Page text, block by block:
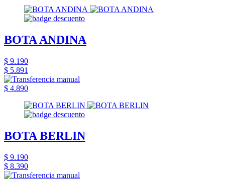
BOTA ANDINA
$ 9.190
$ 5.891
$ 4.890
BOTA BERLIN
$ 9.190
$ 8.390